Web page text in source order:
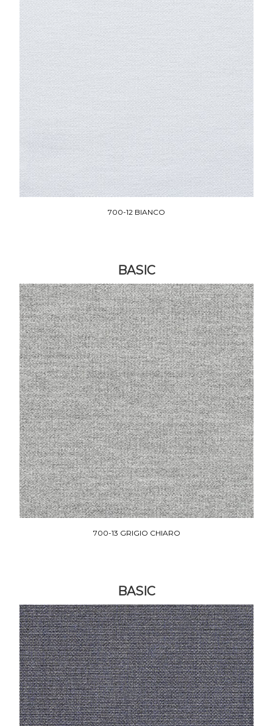
700-12 BIANCO
BASIC
700-13 GRIGIO CHIARO
BASIC